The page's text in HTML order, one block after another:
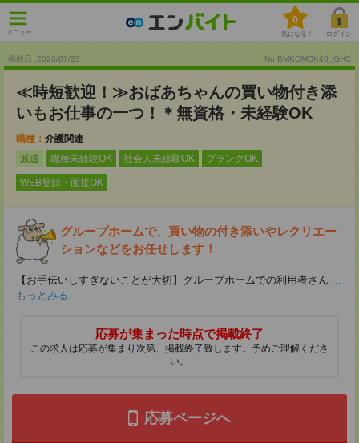
メニュー
0
気になる！ ログイン
掲載日 :2026/07/23 No.BMKOMDK40_GHC
≪時短歓迎！≫おばあちゃんの買い物付き添
いもお仕事の一つ！＊無資格・未経験OK
職種： 介護関連
派遣
職種未経験OK 社会人未経験OK ブランクOK
WEB登録・面接OK
グループホームで、買い物の付き添いやレクリエー
ションなどをお任せします！
【お手伝いしすぎないことが大切】グループホームでの利用者さん ...
もっとみる
応募が集まった時点で掲載終了
この求人は応募が集まり次第、掲載終了致します。予めご理解くださ
い。
応募ページへ